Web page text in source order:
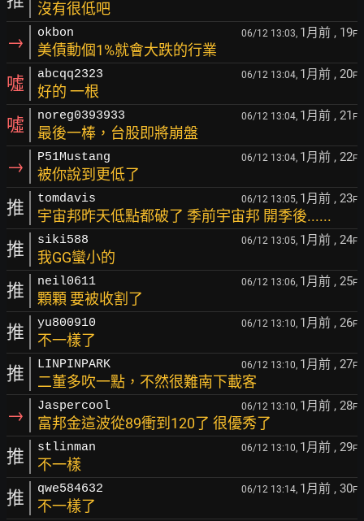
沒有很低吧
→ okbon 06/12 13:03, 1月前 , 19F
美債動個1%就會大跌的行業
噓 abcqq2323 06/12 13:04, 1月前 , 20F
好的 一根
噓 noreg0393933 06/12 13:04, 1月前 , 21 F
最後一棒，台股即將崩盤
→ P51Mustang 06/12 13:04, 1月前 , 22F
被你說到更低了
推 tomdavis 06/12 13:05, 1月前 , 23F
宇宙邦昨天低點都破了 季前宇宙邦 開季後......
推 siki588 06/12 13:05, 1月前 , 24F
我GG蠻小的
推 neil0611 06/12 13:06, 1月前 , 25F
顆顆 要被收割了
推 yu800910 06/12 13:10, 1月前 , 26F
不一樣了
推 LINPINPARK 06/12 13:10, 1月前 , 27F
二董多吹一點，不然很難南下載客
→ Jaspercool 06/12 13:10, 1月前 , 28F
富邦金這波從89衝到120了 很優秀了
推 stlinman 06/12 13:10, 1月前 , 29F
不一樣
推 qwe584632 06/12 13:14, 1月前 , 30F
不一樣了